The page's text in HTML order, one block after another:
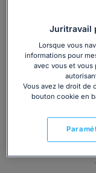
Vous
ou appelez le
Juritravail
Lorsque vous
informations pour
avec vous et vous
Vous avez le droit de
bouton cookie en